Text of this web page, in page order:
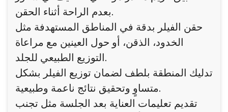
بعدم الراحة أثناء الحقن.
حقن الفيلر بدقة في المناطق المستهدفة مثل
الخدود، الذقن، أو حول العينين مع مراعاة
التوزيع الطبيعي للجلد.
تدليك المنطقة بلطف لضمان توزيع الفيلر بشكل
متساوٍ وتحقيق نتائج ناعمة وطبيعية.
تقديم تعليمات العناية بعد الجلسة مثل تجنب